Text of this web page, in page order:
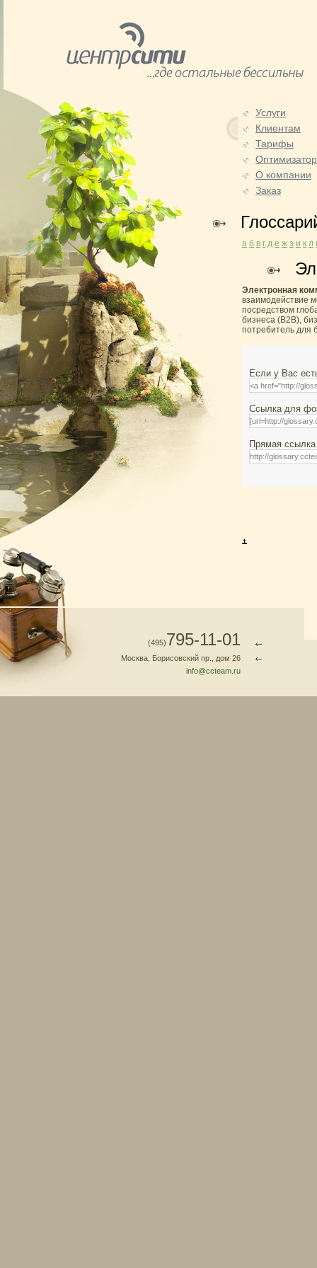
Услуги
Клиентам
Тарифы
О компании
Заказ
а б в г д е ж з и к л
Электронная
взаимодействие
посредством
бизнеса (B2B),
потребитель для
Если у Вас
Ссылка для
Прямая
(495)795-11-01
Москва, Борисовский пр., дом 26
info@ccteam.ru